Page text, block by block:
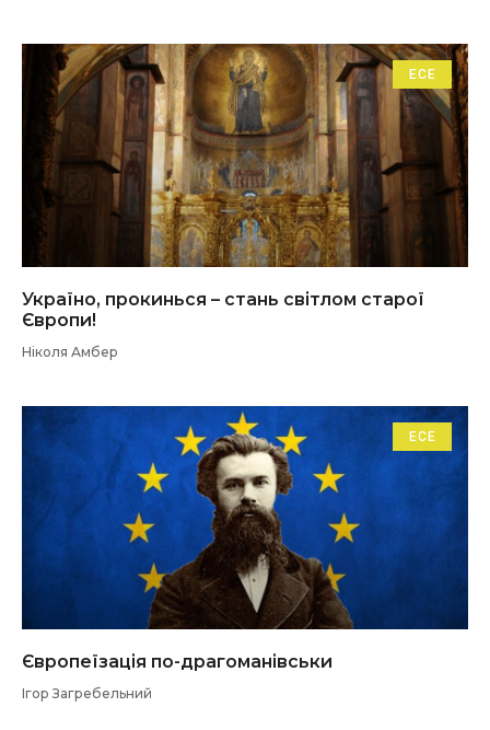
ЕСЕ
Україно, прокинься – стань світлом старої
Європи!
Ніколя Амбер
ЕСЕ
Європеїзація по-драгоманівськи
Ігор Загребельний